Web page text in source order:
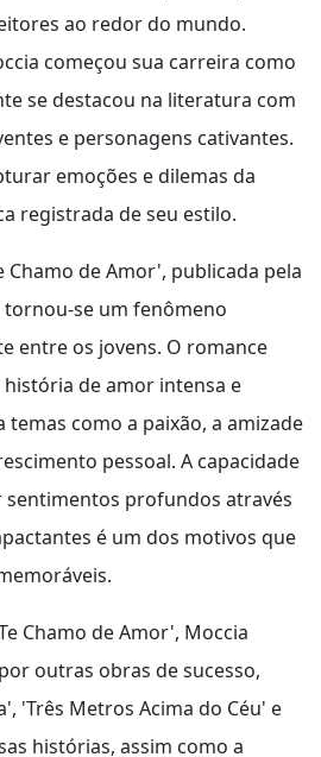
ao redor do mundo.
começou sua carreira como
se destacou na literatura com
e personagens cativantes.
emoções e dilemas da
registrada de seu estilo.
Chamo de Amor', publicada pela
tornou-se um fenômeno
entre os jovens. O romance
de amor intensa e
temas como a paixão, a amizade
pessoal. A capacidade
profundos através
é um dos motivos que
Chamo de Amor', Moccia
outras obras de sucesso,
'Três Metros Acima do Céu' e
histórias, assim como a